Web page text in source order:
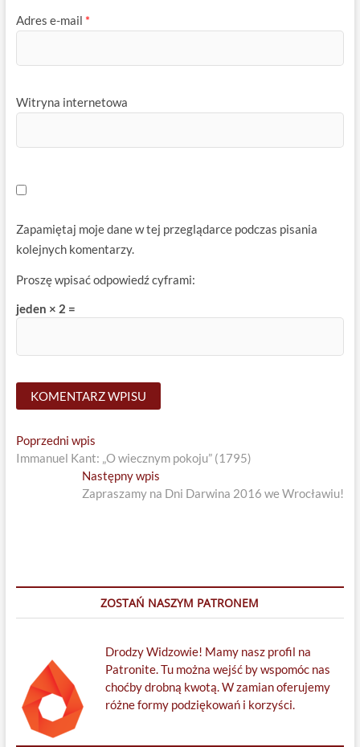
Adres e-mail *
Witryna internetowa
Zapamiętaj moje dane w tej przeglądarce podczas pisania
kolejnych komentarzy.
Proszę wpisać odpowiedź cyframi:
jeden × 2 =
Nawigacja
wpisu
Poprzedni wpisPrevious
post:
Immanuel Kant: „O wiecznym pokoju” (1795)
Następny wpis
post:
Zapraszamy na Dni Darwina 2016 we Wrocławiu!
ZOSTAŃ NASZYM PATRONEM
Drodzy Widzowie! Mamy nasz profil na
Patronite. Tu można wejść by wspomóc nas
choćby drobną kwotą. W zamian oferujemy
różne formy podziękowań i korzyści.